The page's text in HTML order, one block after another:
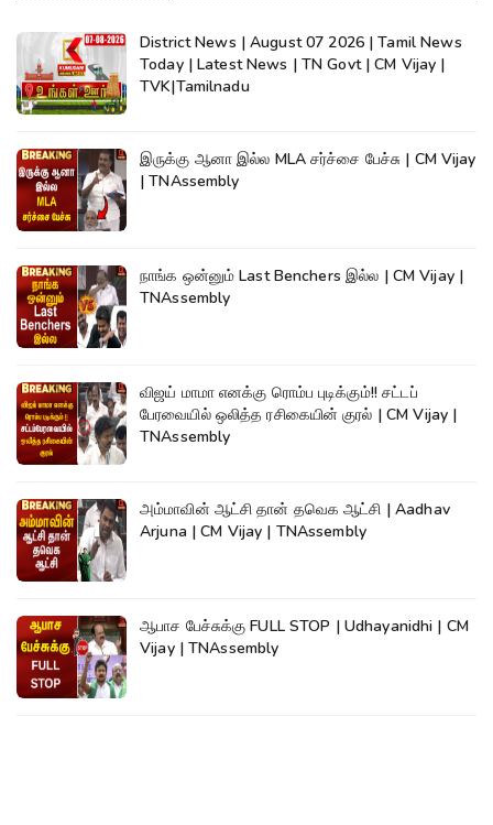
District News | August 07 2026 | Tamil News
Today | Latest News | TN Govt | CM Vijay |
TVK|Tamilnadu
இருக்கு ஆனா இல்ல MLA சர்ச்சை பேச்சு | CM Vijay
| TNAssembly
நாங்க ஒன்னும் Last Benchers இல்ல | CM Vijay |
TNAssembly
விஜய் மாமா எனக்கு ரொம்ப புடிக்கும்!! சட்டப்
பேரவையில் ஒலித்த ரசிகையின் குரல் | CM Vijay |
TNAssembly
அம்மாவின் ஆட்சி தான் தவெக ஆட்சி | Aadhav
Arjuna | CM Vijay | TNAssembly
ஆபாச பேச்சுக்கு FULL STOP | Udhayanidhi | CM
Vijay | TNAssembly